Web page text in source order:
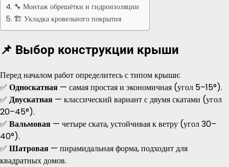
🔧 Монтаж обрешётки и гидроизоляции
🏗️ Укладка кровельного покрытия
📌 Выбор конструкции крыши
Перед началом работ определитесь с типом крыши:
✅ Односкатная — самая простая и экономичная (угол 5–15°).
✅ Двускатная — классический вариант с двумя скатами (угол
20–45°).
✅ Вальмовая — четыре ската, устойчивая к ветру (угол 30–
40°).
✅ Шатровая — пирамидальная форма, подходит для
квадратных домов.